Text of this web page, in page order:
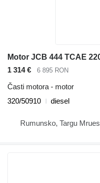
1 314 € 6 895 RON
Časti motora - motor
320/50910
diesel
Rumunsko, Targu Mrues